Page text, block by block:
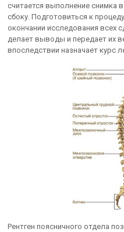
считается выполнение снимка
сбоку. Подготовиться к
окончании исследования всех
делает выводы и передает их
впоследствии назначает курс
Рентген поясничного отдела